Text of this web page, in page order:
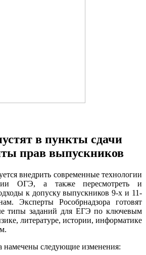
в пункты сдачи
прав выпускников
внедрить современные технологии
ОГЭ, а также пересмотреть и
к допуску выпускников 9-х и 11-
Эксперты Рособрнадзора готовят
типы заданий для ЕГЭ по ключевым
литературе, истории, информатике
намечены следующие изменения: